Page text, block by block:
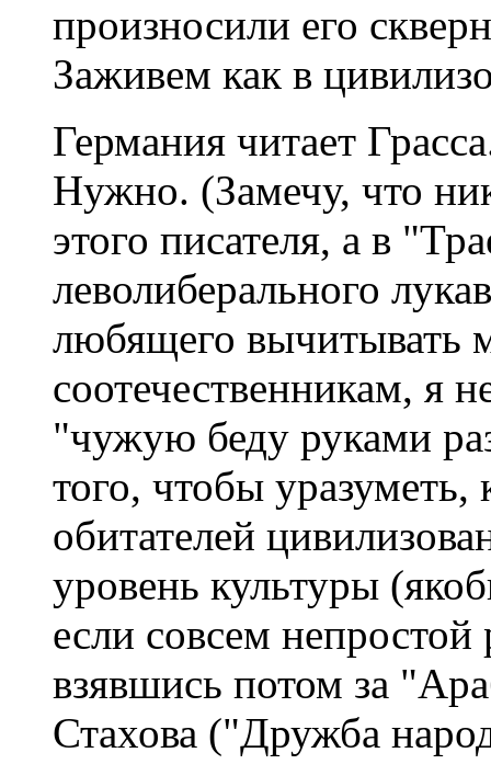
произносили его
Заживем как в
Германия читает
Нужно. (Замечу, что
этого писателя, а в
леволиберального
любящего вычитывать
соотечественникам, я
"чужую беду руками
того, чтобы
обитателей
уровень культуры
если совсем
взявшись потом за
Стахова ("Дружба